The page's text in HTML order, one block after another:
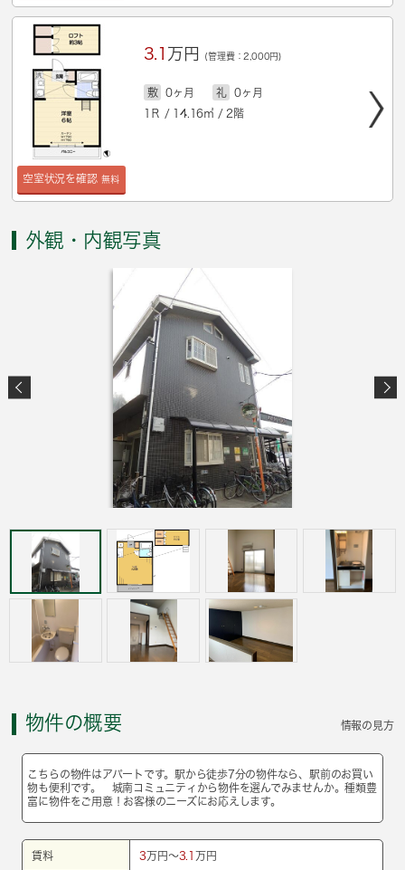
空室状況を確認 無料
3.1 万円 (管理費：2,000円)
敷 0ヶ月 礼
0ヶ月
1Ｒ / 14.16㎡ / 2階
外観・内観写真
物件の概要 情報の見方
こちらの物件はアパートです。駅から徒歩7分の物件なら、駅前のお買い
物も便利です。 城南コミュニティから物件を選んでみませんか。種類豊
富に物件をご用意！お客様のニーズにお応えします。
賃料 3万円～3.1 万円